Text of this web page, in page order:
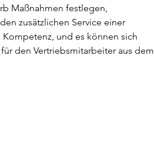
Maßnahmen festlegen,
zusätzlichen Service einer
und es können sich
den Vertriebsmitarbeiter aus dem